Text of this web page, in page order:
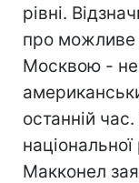
рівні.
про можливе
Москвою - не
останній
Макконел